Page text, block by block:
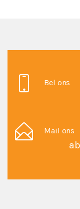
Je moet
Bel ons
Mail ons